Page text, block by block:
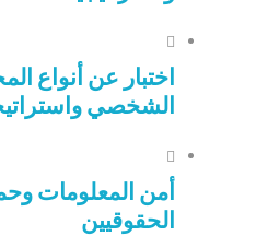
اختبار عن أنواع
الشخصي
أمن المعلومات
الحقوقيين